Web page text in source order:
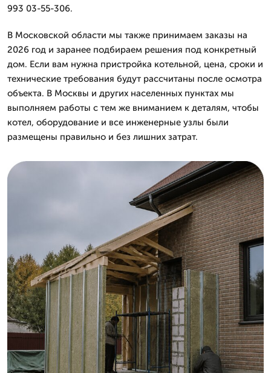
993 03-55-306.
В Московской области мы также принимаем заказы на
2026 год и заранее подбираем решения под конкретный
дом. Если вам нужна пристройка котельной, цена, сроки и
технические требования будут рассчитаны после осмотра
объекта. В Москвы и других населенных пунктах мы
выполняем работы с тем же вниманием к деталям, чтобы
котел, оборудование и все инженерные узлы были
размещены правильно и без лишних затрат.